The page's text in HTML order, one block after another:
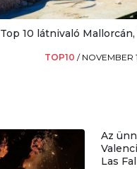
Top 10 látnivaló
TOP10/ NOVEMBER
Az
Las